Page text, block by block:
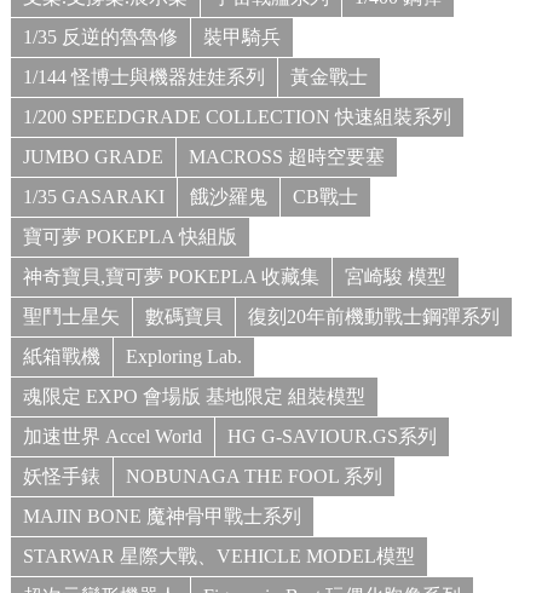
1/35 反逆的魯魯修
裝甲騎兵
1/144 怪博士與機器娃娃系列
黃金戰士
1/200 SPEEDGRADE COLLECTION 快速組裝系列
JUMBO GRADE
MACROSS 超時空要塞
1/35 GASARAKI
餓沙羅鬼
CB戰士
寶可夢 POKEPLA 快組版
神奇寶貝,寶可夢 POKEPLA 收藏集
宮崎駿 模型
聖鬥士星矢
數碼寶貝
復刻20年前機動戰士鋼彈系列
紙箱戰機
Exploring Lab.
魂限定 EXPO 會場版 基地限定 組裝模型
加速世界 Accel World
HG G-SAVIOUR.GS系列
妖怪手錶
NOBUNAGA THE FOOL 系列
MAJIN BONE 魔神骨甲戰士系列
STARWAR 星際大戰、VEHICLE MODEL模型